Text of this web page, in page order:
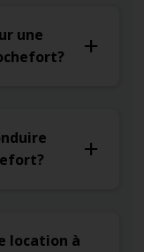
une
location à